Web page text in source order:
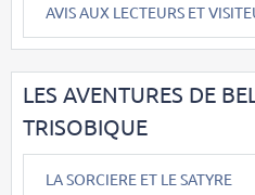
AVIS AUX LECTEURS ET
LES AVENTURES DE
TRISOBIQUE
LA SORCIERE ET LE SATYRE